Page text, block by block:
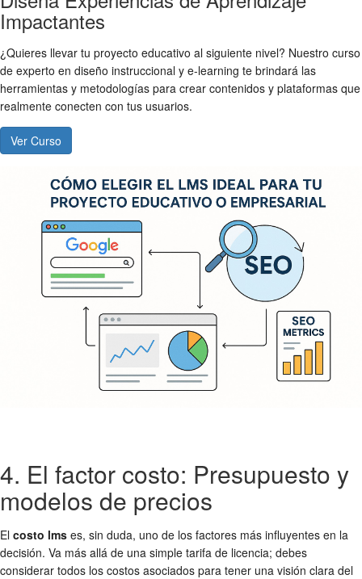
Impactantes
¿Quieres llevar tu proyecto educativo al siguiente nivel? Nuestro curso
de experto en diseño instruccional y e-learning te brindará las
herramientas y metodologías para crear contenidos y plataformas que
realmente conecten con tus usuarios.
Ver Curso
4. El factor costo: Presupuesto y
modelos de precios
El costo lms es, sin duda, uno de los factores más influyentes en la
decisión. Va más allá de una simple tarifa de licencia; debes
considerar todos los costos asociados para tener una visión clara del